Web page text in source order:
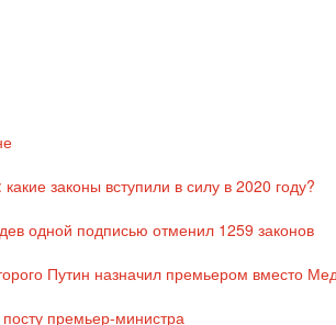
законы вступили в силу в 2020 году?
одной подписью отменил 1259 законов
Путин назначил премьером вместо
премьер-министра